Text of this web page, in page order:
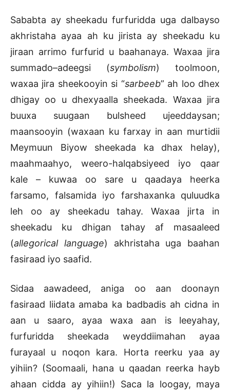
Sababta ay sheekadu furfuridda uga dalbayso
akhristaha ayaa ah ku jirista ay sheekadu ku
jiraan arrimo furfurid u baahanaya. Waxaa jira
summado–adeegsi (symbolism) toolmoon,
waxaa jira sheekooyin si “sarbeeb” ah loo dhex
dhigay oo u dhexyaalla sheekada. Waxaa jira
buuxa suugaan bulsheed ujeeddaysan;
maansooyin (waxaan ku farxay in aan murtidii
Meymuun Biyow sheekada ka dhax helay),
maahmaahyo, weero-halqabsiyeed iyo qaar
kale – kuwaa oo sare u qaadaya heerka
farsamo, falsamida iyo farshaxanka quluudka
leh oo ay sheekadu tahay. Waxaa jirta in
sheekadu ku dhigan tahay af masaaleed
(allegorical language) akhristaha uga baahan
fasiraad iyo saafid.
Sidaa aawadeed, aniga oo aan doonayn
fasiraad liidata amaba ka badbadis ah cidna in
aan u saaro, ayaa waxa aan is leeyahay,
furfuridda sheekada weyddiimahan ayaa
furayaal u noqon kara. Horta reerku yaa ay
yihiin? (Soomaali, hana u qaadan reerka hayb
ahaan cidda ay yihiin!) Saca la loogay, maya